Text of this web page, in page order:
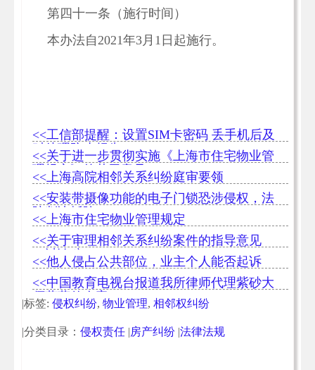
第四十一条（施行时间）
本办法自2021年3月1日起施行。
<<工信部提醒：设置SIM卡密码 丢手机后及
时处理防止损失
<<关于进一步贯彻实施《上海市住宅物业管
理规定》的若干意见
<<上海高院相邻关系纠纷庭审要领
<<安装带摄像功能的电子门锁恐涉侵权，法
院判决拆除
<<上海市住宅物业管理规定
<<关于审理相邻关系纠纷案件的指导意见
（讨论稿）
<<他人侵占公共部位，业主个人能否起诉
<<中国教育电视台报道我所律师代理紫砂大
师蒋蓉传人案
|标签: 侵权纠纷, 物业管理, 相邻权纠纷
|分类目录： 侵权责任 |房产纠纷 |法律法规